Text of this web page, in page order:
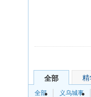
全部
全部 义乌城事